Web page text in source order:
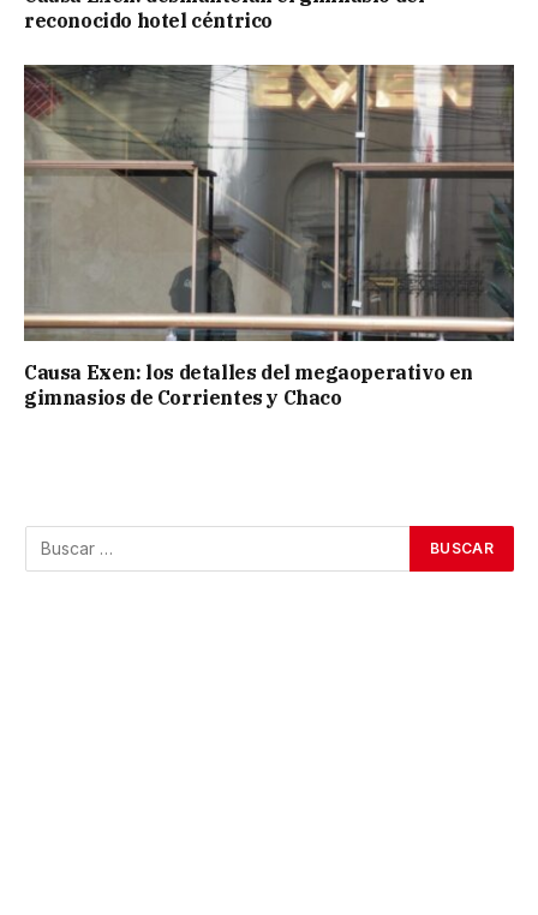
reconocido hotel céntrico
Causa Exen: los detalles del megaoperativo en
gimnasios de Corrientes y Chaco